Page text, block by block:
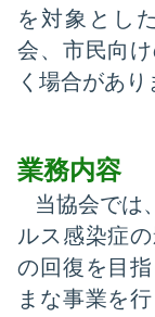
を対象とし
会、市民向
く場合があり
業務内容
当協会では、
ルス感染症
の回復を目
まな事業を